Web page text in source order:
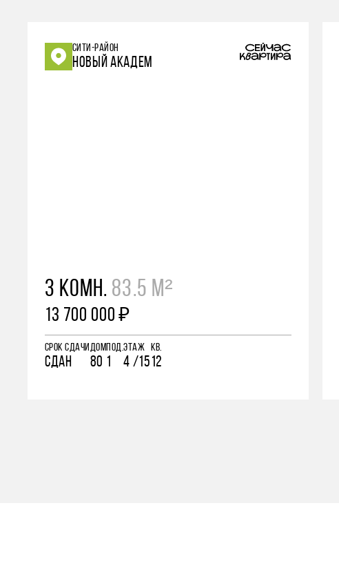
СИТИ-РАЙОН
НОВЫЙ АКАДЕМ
3 КОМН. 83.5 М²
13 700 000 ₽
СРОК СДАЧИ
СДАН
ДОМ
80
ПОД.
1
ЭТАЖ
4 /15
КВ.
12